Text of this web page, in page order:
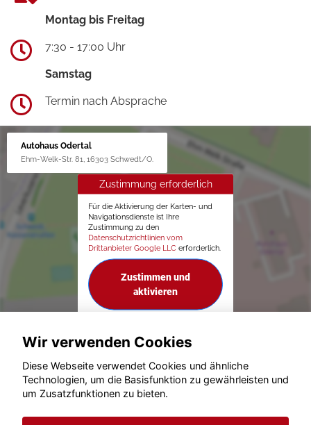
Montag bis Freitag
7:30 - 17:00 Uhr
Samstag
Termin nach Absprache
Autohaus Odertal
Ehm-Welk-Str. 81, 16303 Schwedt/O.
Zustimmung erforderlich
Für die Aktivierung der Karten- und
Navigationsdienste ist Ihre
Zustimmung zu den
Datenschutzrichtlinien vom
Drittanbieter Google LLC erforderlich.
Zustimmen und
aktivieren
© konjunkturmotor.de GmbH 2020 - 2026
Wir verwenden Cookies
Diese Webseite verwendet Cookies und ähnliche
Technologien, um die Basisfunktion zu gewährleisten und
um Zusatzfunktionen zu bieten.